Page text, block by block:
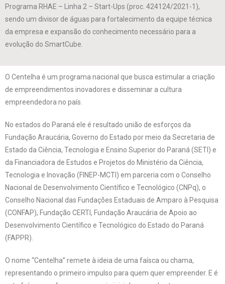
Programa RHAE – Linha 2 – Start-Ups (proc. 424124/2021-1),
sendo um divisor de águas para fortalecimento da equipe técnica
da empresa e expansão do conhecimento necessário para a
evolução do SmartCube.
O Centelha é um programa nacional que busca estimular a criação
de empreendimentos inovadores e disseminar a cultura
empreendedora no país.
No estados do Paraná ele é resultado união de esforços da
Fundação Araucária, Governo do Estado por meio da Secretaria de
Estado da Ciência, Tecnologia e Ensino Superior do Paraná (SETI) e
da Financiadora de Estudos e Projetos do Ministério da Ciência,
Tecnologia e Inovação (FINEP-MCTI) em parceria com o Conselho
Nacional de Desenvolvimento Científico e Tecnológico (CNPq), o
Conselho Nacional das Fundações Estaduais de Amparo à Pesquisa
(CONFAP), Fundação CERTI, Fundação Araucária de Apoio ao
Desenvolvimento Científico e Tecnológico do Estado do Paraná
(FAPPR).
O nome “Centelha” remete à ideia de uma faísca ou chama,
representando o primeiro impulso para quem quer empreender. E é